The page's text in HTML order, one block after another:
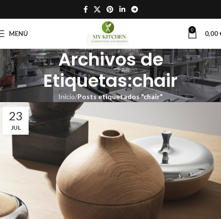
MENÚ 0 0,00
Archivos de
Etiquetas:chair
Inicio Posts etiquetados "chair"
23
JUL